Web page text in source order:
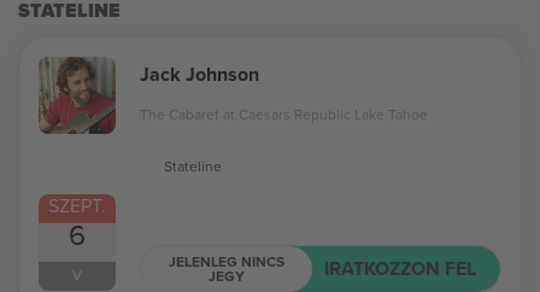
STATELINE
SZEPT.
6
V
Jack Johnson
The Cabaret at Caesars Republic Lake Tahoe
Stateline
JELENLEG NINCS
JEGY IRATKOZZON FEL